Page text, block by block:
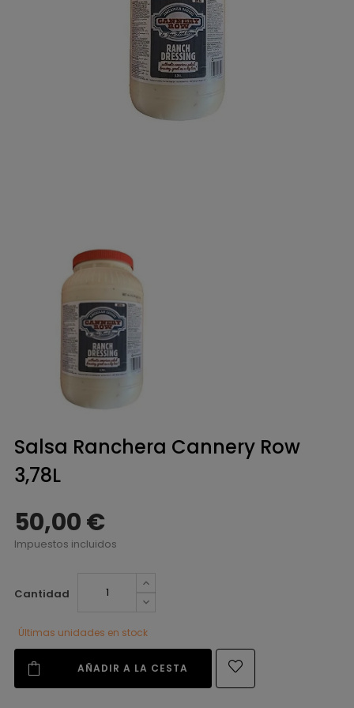
Salsa Ranchera Cannery Row
3,78L
50,00 €
Impuestos incluidos
Cantidad
Últimas unidades en stock
AÑADIR A LA CESTA